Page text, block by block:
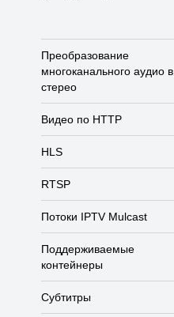
Преобразование
многоканального аудио в
стерео
Видео по HTTP
HLS
RTSP
Потоки IPTV Mulcast
Поддерживаемые
контейнеры
Субтитры